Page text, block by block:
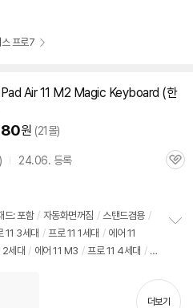
프로7
Air 11 M2 Magic Keyboard (한
원 (21몰)
24.06. 등록
관
드: 포함 / 자동화면꺼짐 / 스탠드겸용 /
11 3세대 / 프로11 1세대 / 에어 11
2세대 / 에어 11 M3 / 프로11 4세대 /
기
더보기